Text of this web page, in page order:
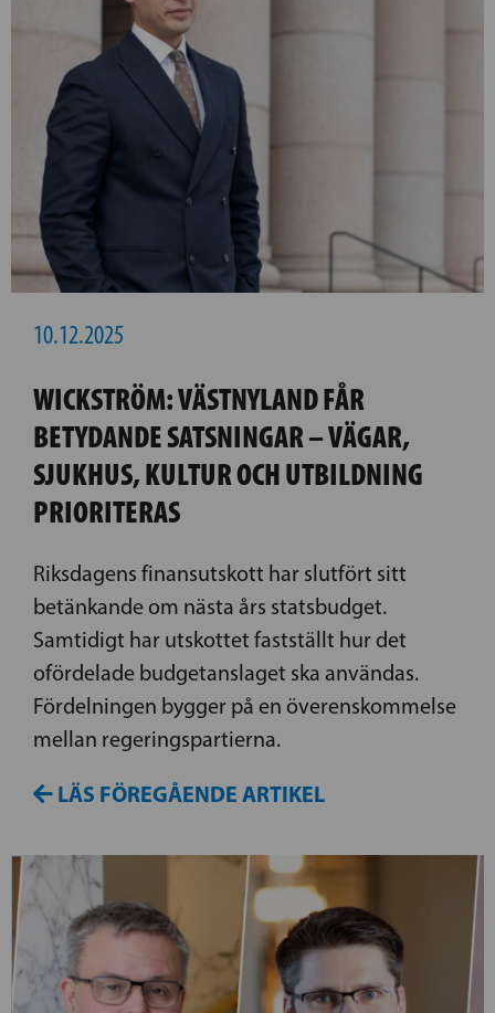
10.12.2025
WICKSTRÖM: VÄSTNYLAND FÅR
BETYDANDE SATSNINGAR – VÄGAR,
SJUKHUS, KULTUR OCH UTBILDNING
PRIORITERAS
Riksdagens finansutskott har slutfört sitt
betänkande om nästa års statsbudget.
Samtidigt har utskottet fastställt hur det
ofördelade budgetanslaget ska användas.
Fördelningen bygger på en överenskommelse
mellan regeringspartierna.
LÄS FÖREGÅENDE ARTIKEL